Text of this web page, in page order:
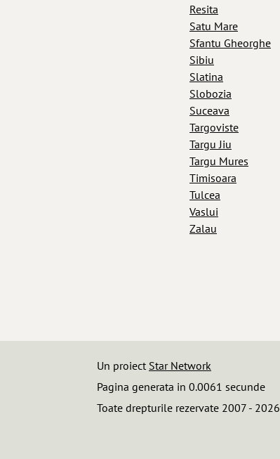
Resita
Satu Mare
Sfantu Gheorghe
Sibiu
Slatina
Slobozia
Suceava
Targoviste
Targu Jiu
Targu Mures
Timisoara
Tulcea
Vaslui
Zalau
Un proiect Star Network
Pagina generata in 0.0061 secunde
Toate drepturile rezervate 2007 - 2026